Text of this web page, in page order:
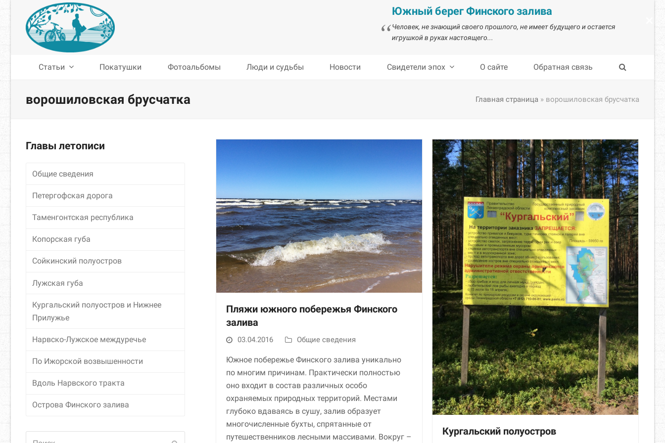
Южный берег Финского залива
Человек, не знающий своего прошлого, не имеет будущего и остается
игрушкой в руках настоящего...
Статьи Покатушки Фотоальбомы Люди и судьбы Новости Свидетели эпох О сайте Обратная связь
ворошиловская брусчатка Главная страница » ворошиловская брусчатка
Пляжи южного побережья Финского
залива
03.04.2016 Общие сведения
Южное побережье Финского залива уникально
по многим причинам. Практически полностью
оно входит в состав различных особо
охраняемых природных территорий. Местами
глубоко вдаваясь в сушу, залив образует
многочисленные бухты, спрятанные от
путешественников лесными массивами. Вокруг –
Кургальский полуостров
Главы летописи
Общие сведения
Петергофская дорога
Таменгонтская республика
Копорская губа
Сойкинский полуостров
Лужская губа
Кургальский полуостров и Нижнее
Прилужье
Нарвско-Лужское междуречье
По Ижорской возвышенности
Вдоль Нарвского тракта
Острова Финского залива
Использование
обязательно. Они
функционирования
веб-сайта.
аналитика
Для того чтобы